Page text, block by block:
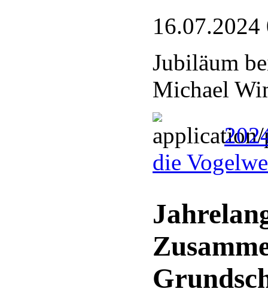
16.07.2024
Jubiläum
Michael
die